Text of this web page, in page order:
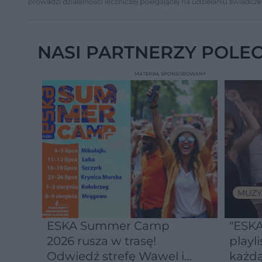
NASI PARTNERZY
ESKA Summer Camp
2026 rusza w trasę!
Odwiedź strefę Wawel i
MATERIAŁ SPONSOROWANY